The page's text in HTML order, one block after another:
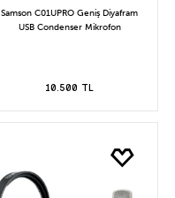
Samson C01UPRO Geniş Diyafram
USB Condenser Mikrofon
10.500 TL